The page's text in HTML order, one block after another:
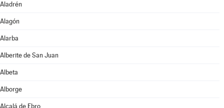
Aladrén
Alagón
Alarba
Alberite de San Juan
Albeta
Alborge
Alcalá de Ebro